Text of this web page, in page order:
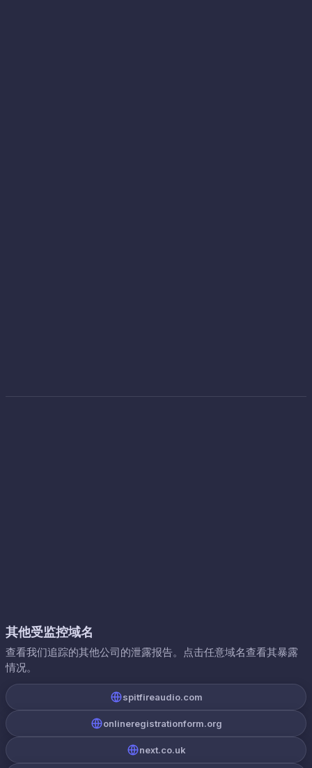
其他受监控域名
查看我们追踪的其他公司的泄露报告。点击任意域名查看其暴露
情况。
spitfireaudio.com
onlineregistrationform.org
next.co.uk